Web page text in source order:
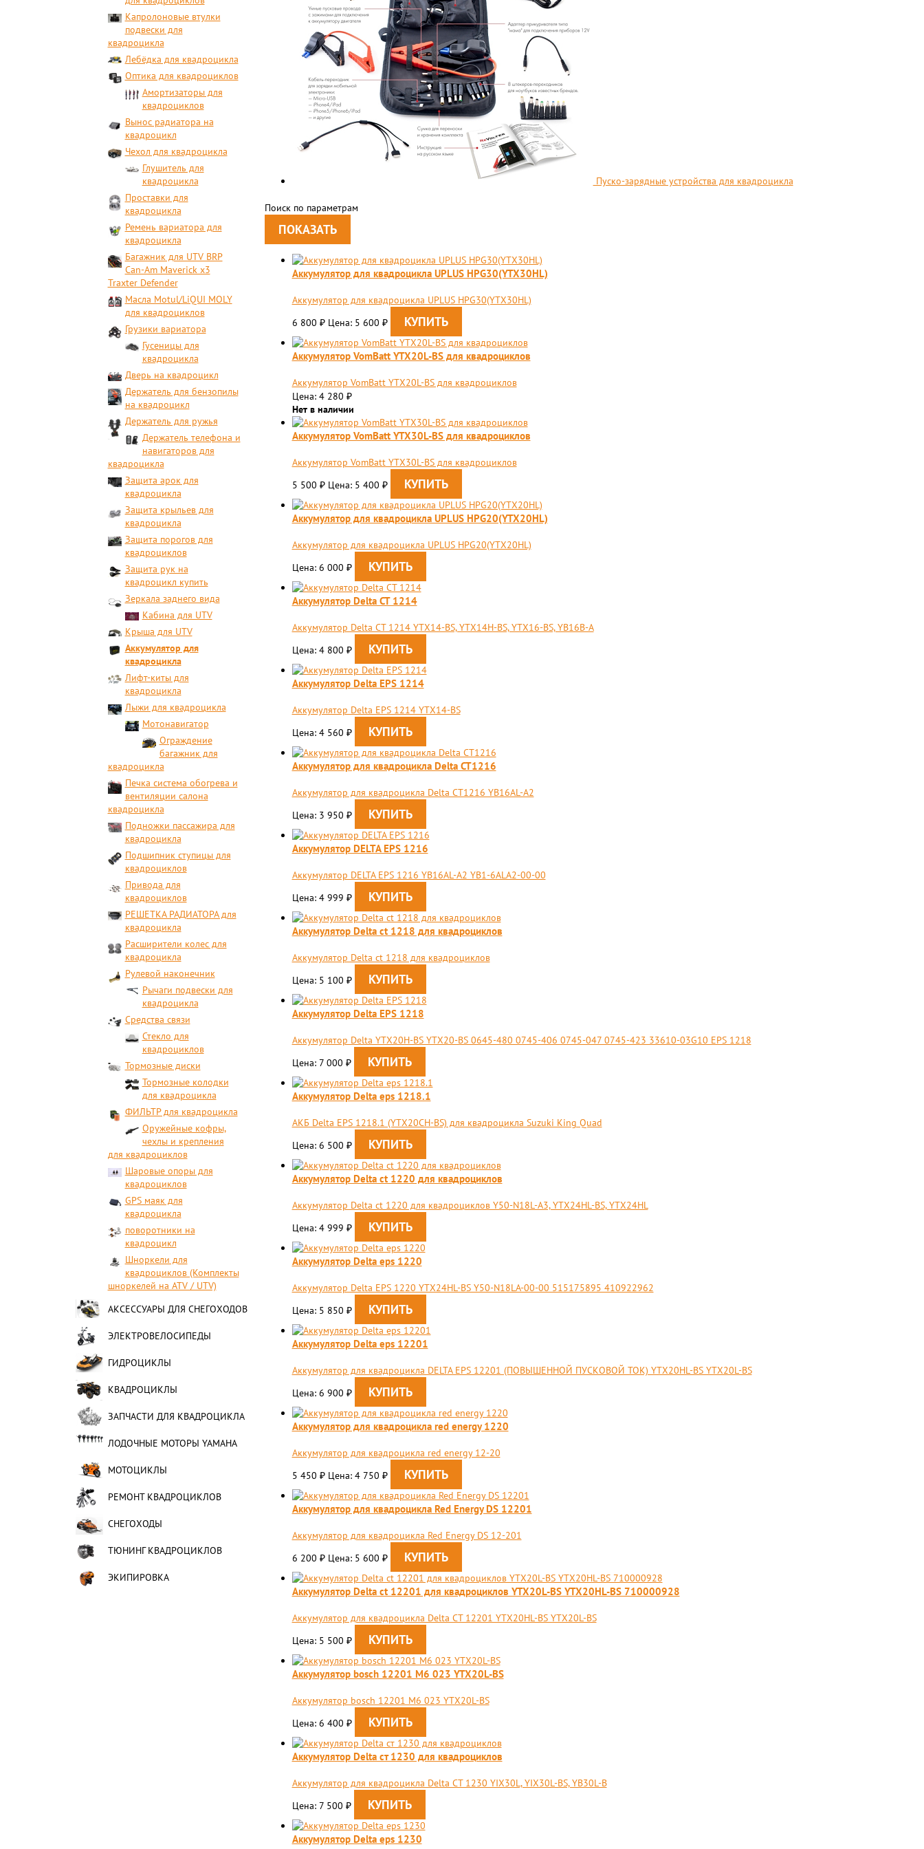
Капролоновые втулки
подвески для
квадроцикла
Лебёдка для квадроцикла
Оптика для квадроциклов
Амортизаторы для
квадроциклов
Вынос радиатора на
квадроцикл
Чехол для квадроцикла
Глушитель для
квадроцикла
Проставки для
квадроцикла
Ремень вариатора для
квадроцикла
Багажник для UTV BRP
Can-Am Maverick x3
Traxter Defender
Масла Motul/LiQUI MOLY
для квадроциклов
Грузики вариатора
Гусеницы для
квадроцикла
Дверь на квадроцикл
Держатель для бензопилы
на квадроцикл
Держатель для ружья
Держатель телефона и
навигаторов для
квадроцикла
Защита арок для
квадроцикла
Защита крыльев для
квадроцикла
Защита порогов для
квадроциклов
Защита рук на
квадроцикл купить
Зеркала заднего вида
Кабина для UTV
Крыша для UTV
Аккумулятор для
квадроцикла
Лифт-киты для
квадроцикла
Лыжи для квадроцикла
Мотонавигатор
Ограждение
багажник для
квадроцикла
Печка система обогрева и
вентиляции салона
квадроцикла
Подножки пассажира для
квадроцикла
Подшипник ступицы для
квадроциклов
Привода для
квадроциклов
РЕШЕТКА РАДИАТОРА для
квадроцикла
Расширители колес для
квадроцикла
Рулевой наконечник
Рычаги подвески для
квадроцикла
Средства связи
Стекло для
квадроциклов
Тормозные диски
Тормозные колодки
для квадроцикла
ФИЛЬТР для квадроцикла
Оружейные кофры,
чехлы и крепления
для квадроциклов
Шаровые опоры для
квадроциклов
GPS маяк для
квадроцикла
поворотники на
квадроцикл
Шноркели для
квадроциклов (Комплекты
шноркелей на ATV / UTV)
АКСЕССУАРЫ ДЛЯ СНЕГОХОДОВ
ЭЛЕКТРОВЕЛОСИПЕДЫ
ГИДРОЦИКЛЫ
КВАДРОЦИКЛЫ
ЗАПЧАСТИ ДЛЯ КВАДРОЦИКЛА
ЛОДОЧНЫЕ МОТОРЫ YAMAHA
МОТОЦИКЛЫ
РЕМОНТ КВАДРОЦИКЛОВ
СНЕГОХОДЫ
ТЮНИНГ КВАДРОЦИКЛОВ
ЭКИПИРОВКА
Пуско-зарядные устройства для квадроцикла
Поиск по параметрам
Aккумулятор для квадроцикла UPLUS HPG30(YTX30HL)
Aккумулятор для квадроцикла UPLUS HPG30(YTX30HL)
6 800 ₽ Цена: 5 600 ₽
Аккумулятор VomBatt YTX20L-BS для квадроциклов
Аккумулятор VomBatt YTX20L-BS для квадроциклов
Цена: 4 280 ₽
Нет в наличии
Аккумулятор VomBatt YTX30L-BS для квадроциклов
Аккумулятор VomBatt YTX30L-BS для квадроциклов
5 500 ₽ Цена: 5 400 ₽
Aккумулятор для квадроцикла UPLUS HPG20(YTX20HL)
Aккумулятор для квадроцикла UPLUS HPG20(YTX20HL)
Цена: 6 000 ₽
Аккумулятор Delta CT 1214
Аккумулятор Delta CT 1214 YTX14-BS, YTX14H-BS, YTX16-BS, YB16B-A
Цена: 4 800 ₽
Аккумулятор Delta EPS 1214
Аккумулятор Delta EPS 1214 YTX14-BS
Цена: 4 560 ₽
Аккумулятор для квадроцикла Delta CT1216
Аккумулятор для квадроцикла Delta CT1216 YB16AL-A2
Цена: 3 950 ₽
Аккумулятор DELTA EPS 1216
Аккумулятор DELTA EPS 1216 YB16AL-A2 YB1-6ALA2-00-00
Цена: 4 999 ₽
Аккумулятор Delta ct 1218 для квадроциклов
Аккумулятор Delta ct 1218 для квадроциклов
Цена: 5 100 ₽
Аккумулятор Delta EPS 1218
Аккумулятор Delta YTX20H-BS YTX20-BS 0645-480 0745-406 0745-047 0745-423 33610-03G10 EPS 1218
Цена: 7 000 ₽
Аккумулятор Delta eps 1218.1
АКБ Delta EPS 1218.1 (YTX20CH-BS) для квадроцикла Suzuki King Quad
Цена: 6 500 ₽
Аккумулятор Delta ct 1220 для квадроциклов
Аккумулятор Delta ct 1220 для квадроциклов Y50-N18L-A3, YTX24HL-BS, YTX24HL
Цена: 4 999 ₽
Аккумулятор Delta eps 1220
Аккумулятор Delta EPS 1220 YTX24HL-BS Y50-N18LA-00-00 515175895 410922962
Цена: 5 850 ₽
Аккумулятор Delta eps 12201
Аккумулятор для квадроцикла DELTA EPS 12201 (ПОВЫШЕННОЙ ПУСКОВОЙ ТОК) YTX20HL-BS YTX20L-BS
Цена: 6 900 ₽
Аккумулятор для квадроцикла​ red energy 1220
Аккумулятор для квадроцикла​ red energy 12-20
5 450 ₽ Цена: 4 750 ₽
Аккумулятор для квадроцикла Red Energy DS 12201
Аккумулятор для квадроцикла Red Energy DS 12-201
6 200 ₽ Цена: 5 600 ₽
Аккумулятор Delta ct 12201 для квадроциклов YTX20L-BS YTX20HL-BS 710000928
Аккумулятор для квадроцикла Delta CT 12201 YTX20HL-BS YTX20L-BS
Цена: 5 500 ₽
Аккумулятор bosch 12201 M6 023 YTX20L-BS
Аккумулятор bosch 12201 M6 023 YTX20L-BS
Цена: 6 400 ₽
Аккумулятор Delta ст 1230 для квадроциклов
Аккумулятор для квадроцикла Delta CT 1230 YIX30L, YIX30L-BS, YB30L-B
Цена: 7 500 ₽
Аккумулятор Delta eps 1230